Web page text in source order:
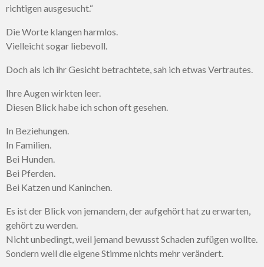
richtigen ausgesucht.“
Die Worte klangen harmlos.
Vielleicht sogar liebevoll.
Doch als ich ihr Gesicht betrachtete, sah ich etwas Vertrautes.
Ihre Augen wirkten leer.
Diesen Blick habe ich schon oft gesehen.
In Beziehungen.
In Familien.
Bei Hunden.
Bei Pferden.
Bei Katzen und Kaninchen.
Es ist der Blick von jemandem, der aufgehört hat zu erwarten,
gehört zu werden.
Nicht unbedingt, weil jemand bewusst Schaden zufügen wollte.
Sondern weil die eigene Stimme nichts mehr verändert.